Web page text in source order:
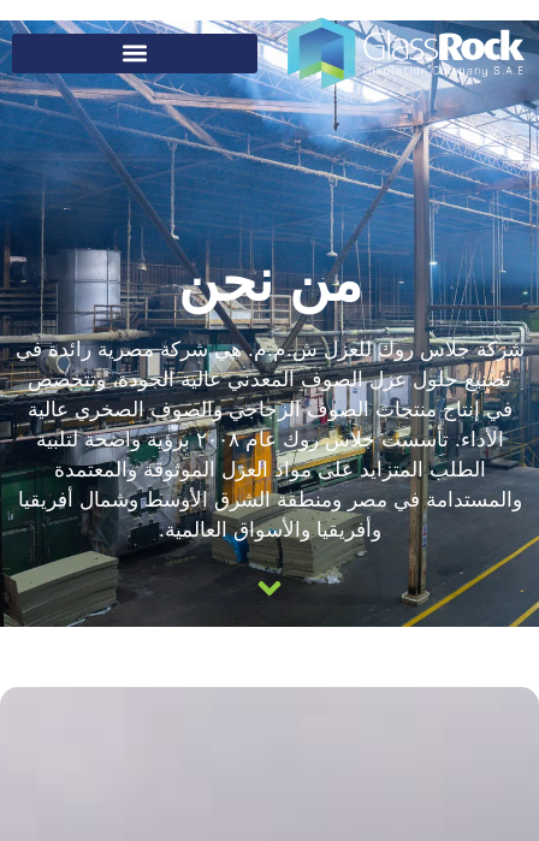
من نحن
شركة جلاس روك للعزل ش.م.م. هي شركة مصرية رائدة في
تصنيع حلول عزل الصوف المعدني عالية الجودة، وتتخصص
في إنتاج منتجات الصوف الزجاجي والصوف الصخري عالية
الأداء. تأسست جلاس روك عام ٢٠٠٨ برؤية واضحة لتلبية
الطلب المتزايد على مواد العزل الموثوقة والمعتمدة
والمستدامة في مصر ومنطقة الشرق الأوسط وشمال أفريقيا
وأفريقيا والأسواق العالمية.